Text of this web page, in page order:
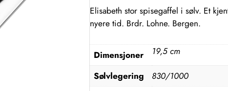
Elisabeth stor spisegaffel i sølv. Et
nyere tid. Brdr. Lohne. Bergen.
Dimensjoner
19,5 cm
Sølvlegering
830/1000